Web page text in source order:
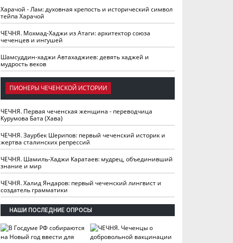
Харачой - Лам: духовная крепость и исторический символ
тейпа Харачой
ЧЕЧНЯ. Мохмад-Хаджи из Атаги: архитектор союза
чеченцев и ингушей
Шамсуддин-хаджи Автахаджиев: девять хаджей и
мудрость веков
ПИОНЕРЫ ЧЕЧЕНСКОЙ ИСТОРИИ
ЧЕЧНЯ. Первая чеченская женщина - переводчица
Курумова Бата (Хава)
ЧЕЧНЯ. Заурбек Шерипов: первый чеченский историк и
жертва сталинских репрессий
ЧЕЧНЯ. Шамиль-Хаджи Каратаев: мудрец, объединивший
знание и мир
ЧЕЧНЯ. Халид Яндаров: первый чеченский лингвист и
создатель грамматики
НАШИ ПОСЛЕДНИЕ ОПРОСЫ